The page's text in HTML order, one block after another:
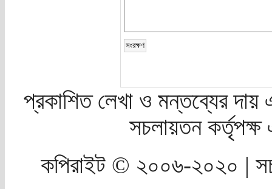
প্রকাশিত লেখা ও মন্তব্যের দায়
সচলায়তন
কপিরাইট © ২০০৬-২০২০ |